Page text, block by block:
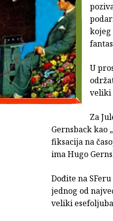
kojeg
U
veliki
Za
Gernsback kao
fiksacija na
ima Hugo
Dođite na
jednog od
veliki